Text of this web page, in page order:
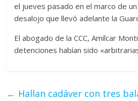
el jueves pasado en el marco de
desalojo que llevó adelante la
El abogado de la CCC, Amílcar
detenciones habían sido
← Hallan cadáver con tres